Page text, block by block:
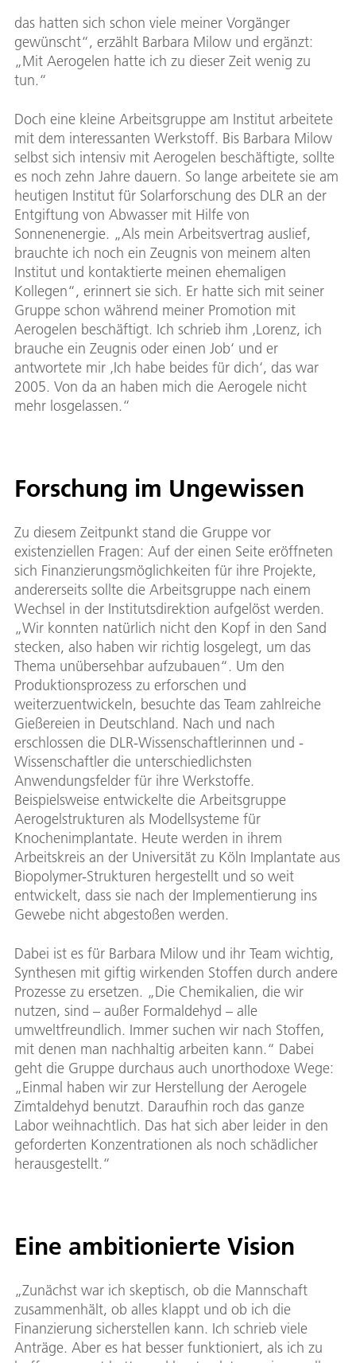
das hatten sich schon viele meiner Vorgänger
gewünscht“, erzählt Barbara Milow und ergänzt:
„Mit Aerogelen hatte ich zu dieser Zeit wenig zu
tun.“
Doch eine kleine Arbeitsgruppe am Institut arbeitete
mit dem interessanten Werkstoff. Bis Barbara Milow
selbst sich intensiv mit Aerogelen beschäftigte, sollte
es noch zehn Jahre dauern. So lange arbeitete sie am
heutigen Institut für Solarforschung des DLR an der
Entgiftung von Abwasser mit Hilfe von
Sonnenenergie. „Als mein Arbeitsvertrag auslief,
brauchte ich noch ein Zeugnis von meinem alten
Institut und kontaktierte meinen ehemaligen
Kollegen“, erinnert sie sich. Er hatte sich mit seiner
Gruppe schon während meiner Promotion mit
Aerogelen beschäftigt. Ich schrieb ihm ‚Lorenz, ich
brauche ein Zeugnis oder einen Job‘ und er
antwortete mir ‚Ich habe beides für dich‘, das war
2005. Von da an haben mich die Aerogele nicht
mehr losgelassen.“
Forschung im Ungewissen
Zu diesem Zeitpunkt stand die Gruppe vor
existenziellen Fragen: Auf der einen Seite eröffneten
sich Finanzierungsmöglichkeiten für ihre Projekte,
andererseits sollte die Arbeitsgruppe nach einem
Wechsel in der Institutsdirektion aufgelöst werden.
„Wir konnten natürlich nicht den Kopf in den Sand
stecken, also haben wir richtig losgelegt, um das
Thema unübersehbar aufzubauen“. Um den
Produktionsprozess zu erforschen und
weiterzuentwickeln, besuchte das Team zahlreiche
Gießereien in Deutschland. Nach und nach
erschlossen die DLR-Wissenschaftlerinnen und -
Wissenschaftler die unterschiedlichsten
Anwendungsfelder für ihre Werkstoffe.
Beispielsweise entwickelte die Arbeitsgruppe
Aerogelstrukturen als Modellsysteme für
Knochenimplantate. Heute werden in ihrem
Arbeitskreis an der Universität zu Köln Implantate aus
Biopolymer-Strukturen hergestellt und so weit
entwickelt, dass sie nach der Implementierung ins
Gewebe nicht abgestoßen werden.
Dabei ist es für Barbara Milow und ihr Team wichtig,
Synthesen mit giftig wirkenden Stoffen durch andere
Prozesse zu ersetzen. „Die Chemikalien, die wir
nutzen, sind – außer Formaldehyd – alle
umweltfreundlich. Immer suchen wir nach Stoffen,
mit denen man nachhaltig arbeiten kann.“ Dabei
geht die Gruppe durchaus auch unorthodoxe Wege:
„Einmal haben wir zur Herstellung der Aerogele
Zimtaldehyd benutzt. Daraufhin roch das ganze
Labor weihnachtlich. Das hat sich aber leider in den
geforderten Konzentrationen als noch schädlicher
herausgestellt.“
Eine ambitionierte Vision
„Zunächst war ich skeptisch, ob die Mannschaft
zusammenhält, ob alles klappt und ob ich die
Finanzierung sicherstellen kann. Ich schrieb viele
Anträge. Aber es hat besser funktioniert, als ich zu